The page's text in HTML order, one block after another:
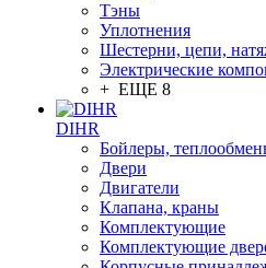
Тэны
Уплотнения
Шестерни, цепи,
Электрические
+ ЕЩЕ 8
DIHR
Бойлеры,
Двери
Двигатели
Клапана, краны
Комплектующие
Комплектующие